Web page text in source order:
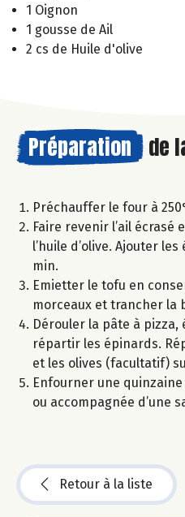
1 Oignon
1 gousse de Ail
2 cs de Huile d'olive
Préparation de
Préchauffer le four à
Faire revenir l’ail écrasé
l’huile d’olive. Ajouter
min.
Emietter le tofu en
morceaux et trancher la
Dérouler la pâte à
répartir les épinards.
et les olives (facultatif)
Enfourner une
ou accompagnée d’une
Retour à la liste